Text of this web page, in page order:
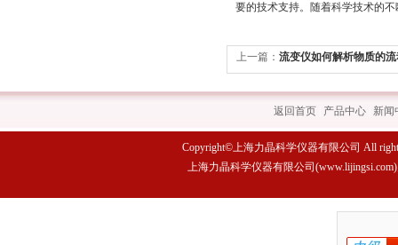
要的技术支持。随着科学技术的
上一篇： 流变仪如何解析物质的
返回首页 产品中心 新闻
Copyright©上海力晶科学仪器有限公司 All
上海力晶科学仪器有限公司